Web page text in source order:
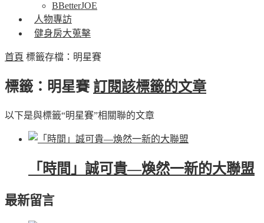
BBetterJOE
人物專訪
健身房大蒐擊
首頁 標籤存檔：明星賽
標籤：明星賽 訂閱該標籤的文章
以下是與標籤“明星賽”相關聯的文章
「時間」誠可貴—煥然一新的大聯盟
最新留言